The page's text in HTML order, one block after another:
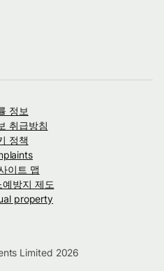
정보
취급방침
정책
이트 맵
방지 제도
property
Limited 2026